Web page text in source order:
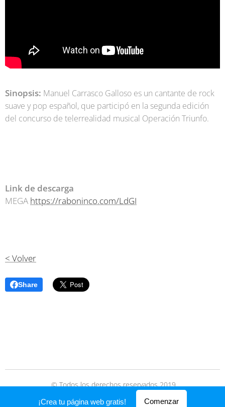
Sinopsis: Manuel Carrasco Galloso es un cantante de rock
suave y pop español, que participó en la segunda edición
del concurso de telerrealidad musical Operación Triunfo.
Link de descarga
MEGA https://raboninco.com/LdGI
< Volver
Share
© Todos los derechos reservados 2019
Creado conWebnode
¡Crea tu página web gratis! Comenzar